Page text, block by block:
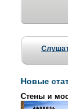
Новые
Стены и